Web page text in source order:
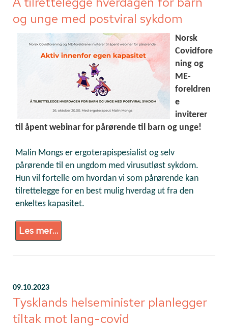
og unge med postviral sykdom
Norsk
Covidfore
ning og
ME-
foreldren
e
inviterer
til åpent webinar for pårørende til barn og unge!
Malin Mongs er ergoterapispesialist og selv
pårørende til en ungdom med virusutløst sykdom.
Hun vil fortelle om hvordan vi som pårørende kan
tilrettelegge for en best mulig hverdag ut fra den
enkeltes kapasitet.
Les mer...
09.10.2023
Tysklands helseminister planlegger
tiltak mot lang-covid